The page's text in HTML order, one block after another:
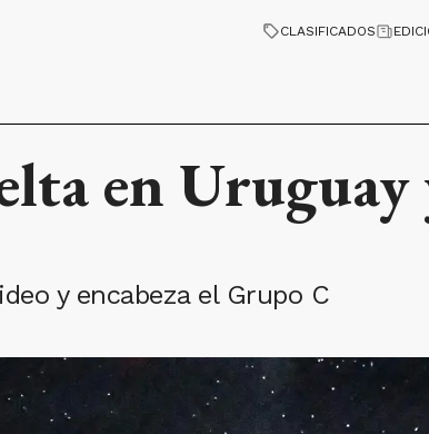
CLASIFICADOS
en Uruguay
y encabeza el Grupo C